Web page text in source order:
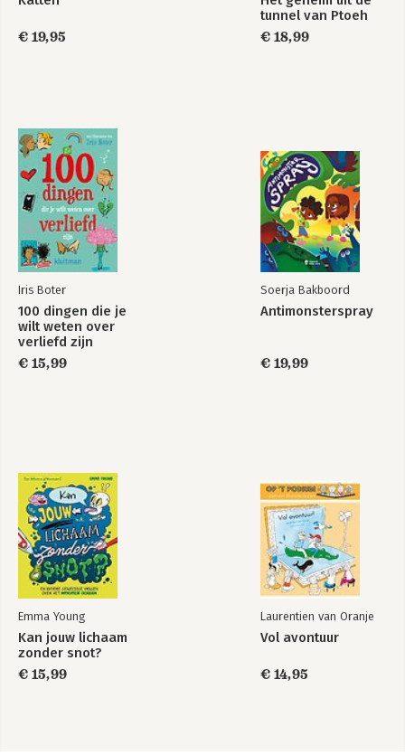
€ 19,95
tunnel van Ptoeh
€ 18,99
Iris Boter
100 dingen die je
wilt weten over
verliefd zijn
€ 15,99
Soerja Bakboord
Antimonsterspray
€ 19,99
Emma Young
Kan jouw lichaam
zonder snot?
€ 15,99
Laurentien van Oranje
Vol avontuur
€ 14,95